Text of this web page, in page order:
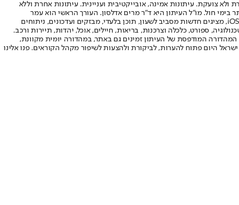
צועקת. עיתונות אמינה, אובייקטיבית ועניינית. עיתונות אחרת וללא
בעל שיעור החשיפה הגבוה ביותר בימי חול. מו"ל העיתון היא ד"ר מרים אדלסון. העורך הראשי הוא עמר
לחמנוביץ, והעורך המייסד הוא עמוס רגב. אתרי האינטרנט של "ישראל היום" בעברית ובאנגלית, כמו כן היישומונים (אפליקציות) לאנדרואיד ול-iOS, מציגים חדשות מסביב לשעון, תוכן בלעדי, מבזקים ועדכונים, ניתוחים
ספורט, כלכלה וצרכנות, בריאות, חיילים, אוכל, יהדות, תיירות ורכב.
המהדורה המודפסת של העיתון זמינים גם באתר, במהדורה יומית מקוונת,
היום פתוח להערות, לביקורת ולהצעות לשיפור מקהל הקוראים. פנו אלינו